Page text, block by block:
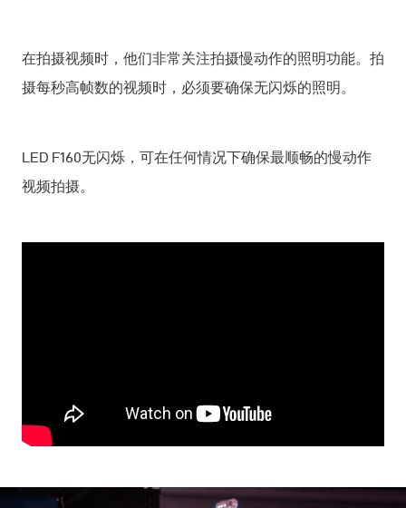
在拍摄视频时，他们非常关注拍摄慢动作的照明功能。拍
摄每秒高帧数的视频时，必须要确保无闪烁的照明。
LED F160无闪烁，可在任何情况下确保最顺畅的慢动作
视频拍摄。